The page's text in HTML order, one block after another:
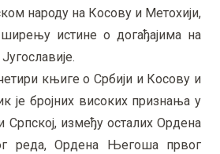
народу на Косову и Метохији,
истине о догађајима на
књиге о Србији и Косову и
је бројних високих признања у
Српској, између осталих Ордена
реда, Ордена Његоша првог